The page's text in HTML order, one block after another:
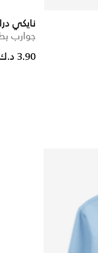
نايكي
جوارب
from3.90 د.ك